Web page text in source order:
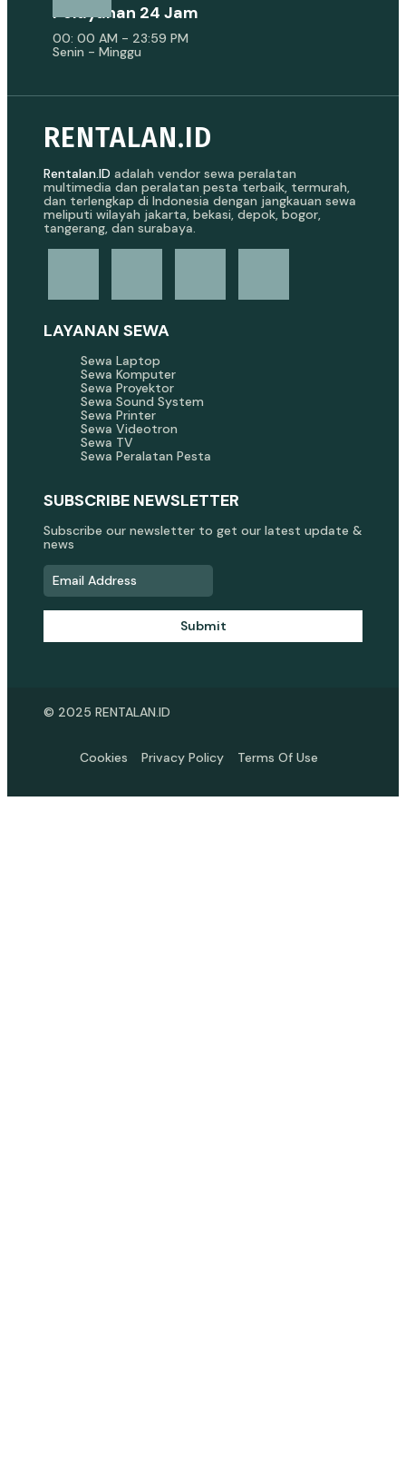
Pelayanan 24 Jam
00: 00 AM - 23:59 PM
Senin - Minggu
RENTALAN.ID
Rentalan.ID adalah vendor sewa peralatan
multimedia dan peralatan pesta terbaik, termurah,
dan terlengkap di Indonesia dengan jangkauan sewa
meliputi wilayah jakarta, bekasi, depok, bogor,
tangerang, dan surabaya.
LAYANAN SEWA
Sewa Laptop
Sewa Komputer
Sewa Proyektor
Sewa Sound System
Sewa Printer
Sewa Videotron
Sewa TV
Sewa Peralatan Pesta
SUBSCRIBE NEWSLETTER
Subscribe our newsletter to get our latest update &
news
Submit
© 2025 RENTALAN.ID
Cookies Privacy Policy Terms Of Use